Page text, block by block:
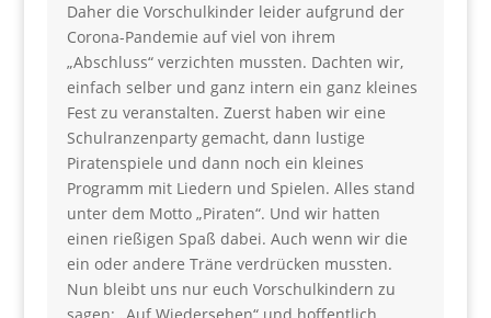
Daher die Vorschulkinder leider aufgrund der
Corona-Pandemie auf viel von ihrem
„Abschluss“ verzichten mussten. Dachten wir,
einfach selber und ganz intern ein ganz kleines
Fest zu veranstalten. Zuerst haben wir eine
Schulranzenparty gemacht, dann lustige
Piratenspiele und dann noch ein kleines
Programm mit Liedern und Spielen. Alles stand
unter dem Motto „Piraten“. Und wir hatten
einen rießigen Spaß dabei. Auch wenn wir die
ein oder andere Träne verdrücken mussten.
Nun bleibt uns nur euch Vorschulkindern zu